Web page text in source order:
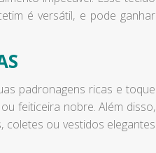
é versátil, e pode ganhar
padronagens ricas e toque
feiticeira nobre. Além disso,
coletes ou vestidos elegantes